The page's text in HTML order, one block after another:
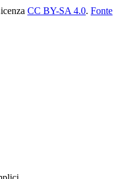
CC BY-SA 4.0. Fonte